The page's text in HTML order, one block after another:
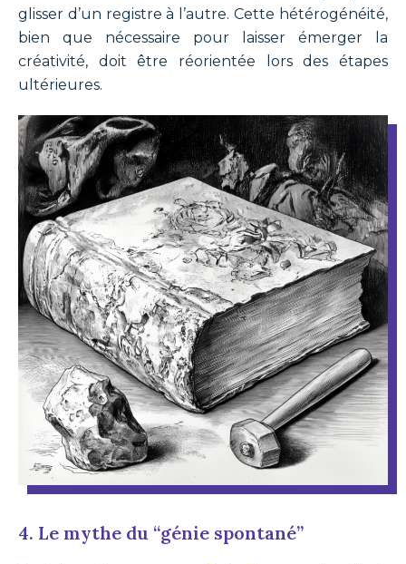
glisser d’un registre à l’autre. Cette hétérogénéité,
bien que nécessaire pour laisser émerger la
créativité, doit être réorientée lors des étapes
ultérieures.
4. Le mythe du “génie spontané”